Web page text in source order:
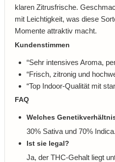
klaren Zitrusfrische.
mit Leichtigkeit, was diese
Momente attraktiv macht.
Kundenstimmen
“Sehr intensives Aroma,
“Frisch, zitronig und
“Top Indoor-Qualität mit
FAQ
Welches
30% Sativa und 70% Indica.
Ist sie legal?
Ja, der THC-Gehalt liegt